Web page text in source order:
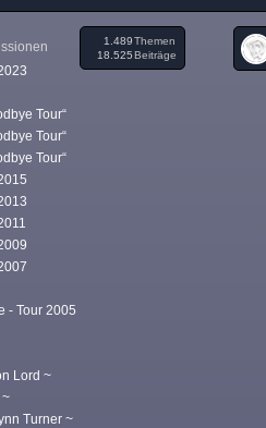
Themen
1.489
Beiträge
18.525
Tour“
Tour“
Tour“
- Tour 2005
Lord ~
Turner ~